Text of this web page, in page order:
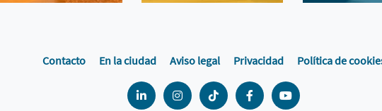
Contacto En la ciudad Aviso legal Privacidad Política de